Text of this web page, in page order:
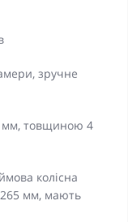
зручне
мм, товщиною 4
колісна
мм, мають